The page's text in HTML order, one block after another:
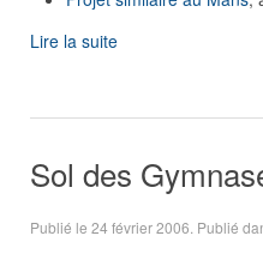
Lire la suite
Sol des
Publié le 24 février 2006 . Publié